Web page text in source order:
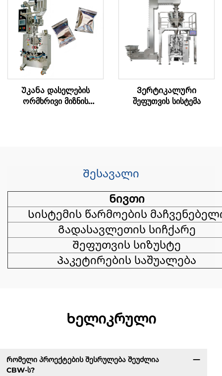
Უკანა დასელების
ორმხრივი მიზნის
Ვერტიკალური
შეფუთვის სისტემა
Შესავალი
Ნივთი
Სისტემის წარმოების
Გადასავლეთის სიჩქარე
Შეფუთვის სიზუსტე
Პაკეტირების საშუალება
Ხელიკრული
Რომელი პროექტების შესრულება შეუძლია
CBW-ს?